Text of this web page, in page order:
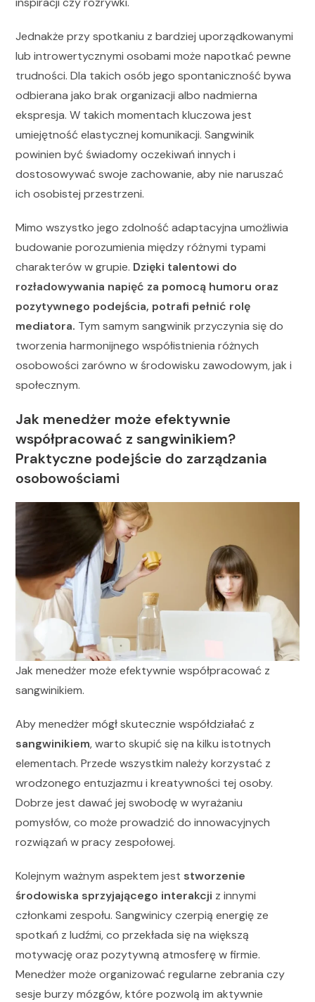
Jednakże przy spotkaniu z bardziej uporządkowanymi
lub introwertycznymi osobami może napotkać pewne
trudności. Dla takich osób jego spontaniczność bywa
odbierana jako brak organizacji albo nadmierna
ekspresja. W takich momentach kluczowa jest
umiejętność elastycznej komunikacji. Sangwinik
powinien być świadomy oczekiwań innych i
dostosowywać swoje zachowanie, aby nie naruszać
ich osobistej przestrzeni.
Mimo wszystko jego zdolność adaptacyjna umożliwia
budowanie porozumienia między różnymi typami
charakterów w grupie. Dzięki talentowi do
rozładowywania napięć za pomocą humoru oraz
pozytywnego podejścia, potrafi pełnić rolę
mediatora. Tym samym sangwinik przyczynia się do
tworzenia harmonijnego współistnienia różnych
osobowości zarówno w środowisku zawodowym, jak i
społecznym.
Jak menedżer może efektywnie
współpracować z sangwinikiem?
Praktyczne podejście do zarządzania
osobowościami
Jak menedżer może efektywnie współpracować z
sangwinikiem.
Aby menedżer mógł skutecznie współdziałać z
sangwinikiem, warto skupić się na kilku istotnych
elementach. Przede wszystkim należy korzystać z
wrodzonego entuzjazmu i kreatywności tej osoby.
Dobrze jest dawać jej swobodę w wyrażaniu
pomysłów, co może prowadzić do innowacyjnych
rozwiązań w pracy zespołowej.
Kolejnym ważnym aspektem jest stworzenie
środowiska sprzyjającego interakcji z innymi
członkami zespołu. Sangwinicy czerpią energię ze
spotkań z ludźmi, co przekłada się na większą
motywację oraz pozytywną atmosferę w firmie.
Menedżer może organizować regularne zebrania czy
sesje burzy mózgów, które pozwolą im aktywnie